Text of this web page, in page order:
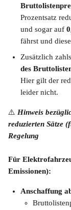
Prozentsatz
und sogar auf
fährst und
Zusätzlich
des
Hier gilt der
leider nicht.
⚠️ Hinweis
reduzierten Sätze
Regelung
Für
Emissionen):
Anschaffung